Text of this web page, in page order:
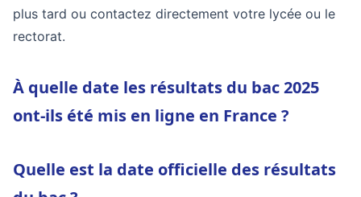
plus tard ou contactez directement votre lycée ou le
rectorat.
À quelle date les résultats du bac 2025
ont-ils été mis en ligne en France ?
Quelle est la date officielle des résultats